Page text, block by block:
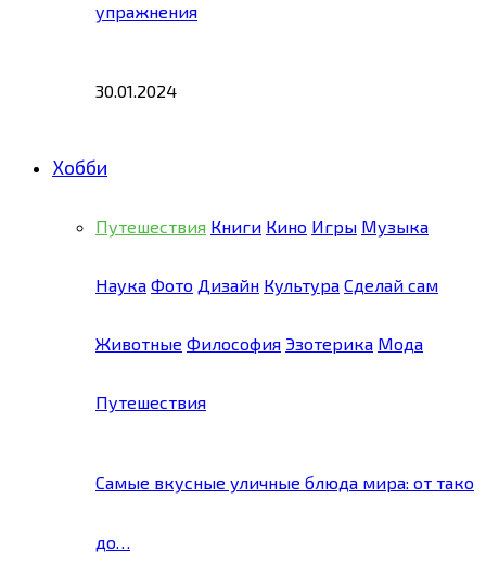
упражнения
30.01.2024
Хобби
Путешествия Книги Кино Игры Музыка
Наука Фото Дизайн Культура Сделай сам
Животные Философия Эзотерика Мода
Путешествия
Самые вкусные уличные блюда мира: от тако
до…